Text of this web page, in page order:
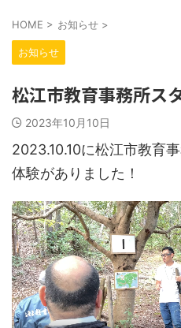
HOME > お知らせ >
お知らせ
松江市教育事務所ス
2023年10月10日
2023.10.10に松江市教育
体験がありました！